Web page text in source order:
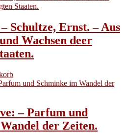
Schultze, Ernst. – Aus
Wachsen deer
– Parfum und
der Zeiten.